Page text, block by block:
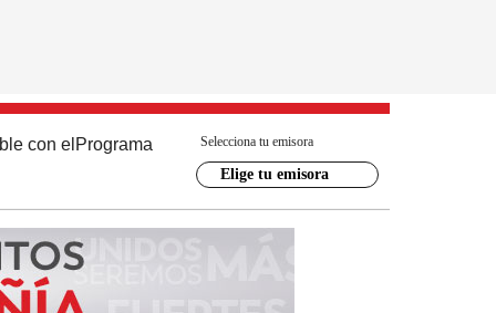
con el Programa Selecciona tu emisora
Elige tu emisora